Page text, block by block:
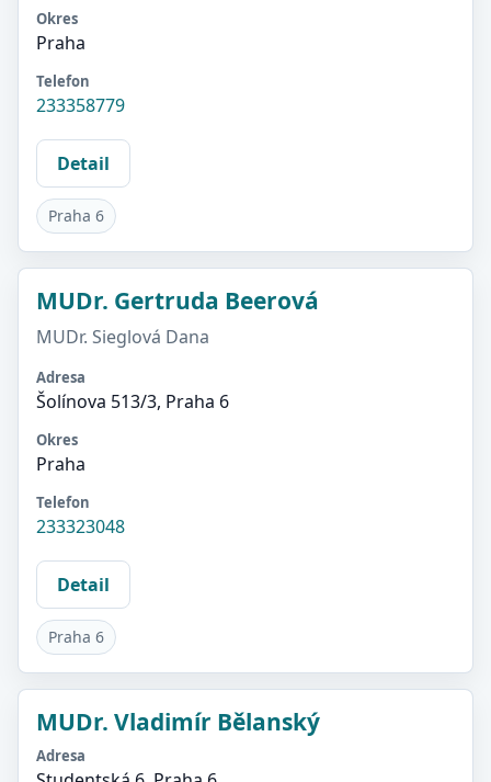
Okres
Praha
Telefon
233358779
Detail
Praha 6
MUDr. Gertruda Beerová
MUDr. Sieglová Dana
Adresa
Šolínova 513/3, Praha 6
Okres
Praha
Telefon
233323048
Detail
Praha 6
MUDr. Vladimír Bělanský
Adresa